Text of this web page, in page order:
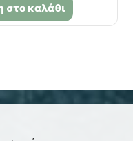
στο καλάθι